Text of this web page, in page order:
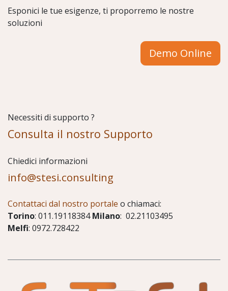
Esponici le tue esigenze, ti proporremo le nostre
soluzioni
Demo Online
Necessiti di supporto ?
Consulta il nostro Supporto
Chiedici informazioni
info@stesi.consulting
Contattaci dal nostro portale o chiamaci:
Torino: 011.19118384Milano: 02.21103495
Melfi: 0972.728422